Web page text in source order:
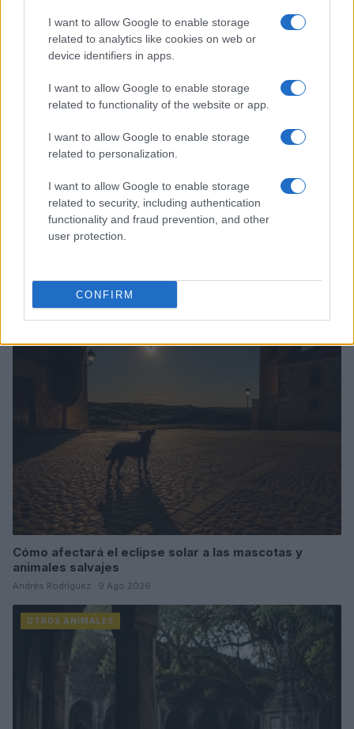
I want to allow Google to enable storage
related to analytics like cookies on web or
device identifiers in apps.
I want to allow Google to enable storage
related to functionality of the website or app.
I want to allow Google to enable storage
related to personalization.
I want to allow Google to enable storage
related to security, including authentication
functionality and fraud prevention, and other
user protection.
CONFIRM
OTROS ANIMALES
ictus
Andrés Rodríguez · 9 Ago 2026
Cómo afectará el eclipse solar a las mascotas y
animales salvajes
Andrés Rodríguez · 9 Ago 2026
OTROS ANIMALES